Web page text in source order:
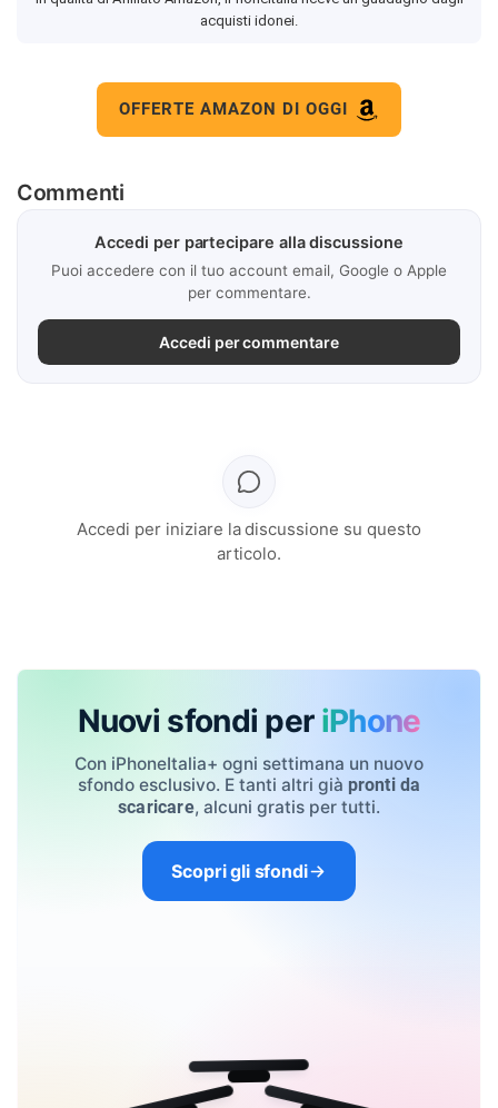
acquisti idonei.
OFFERTE AMAZON DI OGGI
Commenti
Accedi per partecipare alla discussione
Puoi accedere con il tuo account email, Google o Apple
per commentare.
Accedi per commentare
Accedi per iniziare la discussione su questo
articolo.
Nuovi sfondi per iPhone
Con iPhoneItalia+ ogni settimana un nuovo
sfondo esclusivo. E tanti altri già pronti da
scaricare, alcuni gratis per tutti.
Scopri gli sfondi